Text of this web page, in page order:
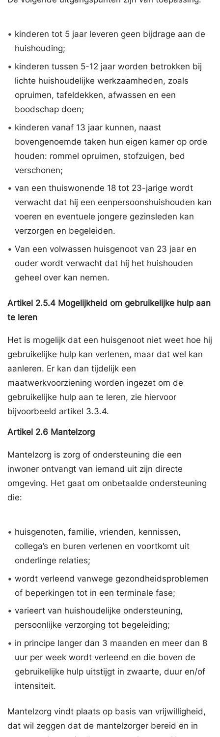
• kinderen tot 5 jaar leveren geen bijdrage aan de
huishouding;
• kinderen tussen 5-12 jaar worden betrokken bij
lichte huishoudelijke werkzaamheden, zoals
opruimen, tafeldekken, afwassen en een
boodschap doen;
• kinderen vanaf 13 jaar kunnen, naast
bovengenoemde taken hun eigen kamer op orde
houden: rommel opruimen, stofzuigen, bed
verschonen;
• van een thuiswonende 18 tot 23-jarige wordt
verwacht dat hij een eenpersoonshuishouden kan
voeren en eventuele jongere gezinsleden kan
verzorgen en begeleiden.
• Van een volwassen huisgenoot van 23 jaar en
ouder wordt verwacht dat hij het huishouden
geheel over kan nemen.
Artikel 2.5.4 Mogelijkheid om gebruikelijke hulp aan
te leren
Het is mogelijk dat een huisgenoot niet weet hoe hij
gebruikelijke hulp kan verlenen, maar dat wel kan
aanleren. Er kan dan tijdelijk een
maatwerkvoorziening worden ingezet om de
gebruikelijke hulp aan te leren, zie hiervoor
bijvoorbeeld artikel 3.3.4.
Artikel 2.6 Mantelzorg
Mantelzorg is zorg of ondersteuning die een
inwoner ontvangt van iemand uit zijn directe
omgeving. Het gaat om onbetaalde ondersteuning
die:
• huisgenoten, familie, vrienden, kennissen,
collega’s en buren verlenen en voortkomt uit
onderlinge relaties;
• wordt verleend vanwege gezondheidsproblemen
of beperkingen tot in een terminale fase;
• varieert van huishoudelijke ondersteuning,
persoonlijke verzorging tot begeleiding;
• in principe langer dan 3 maanden en meer dan 8
uur per week wordt verleend en die boven de
gebruikelijke hulp uitstijgt in zwaarte, duur en/of
intensiteit.
Mantelzorg vindt plaats op basis van vrijwilligheid,
dat wil zeggen dat de mantelzorger bereid en in